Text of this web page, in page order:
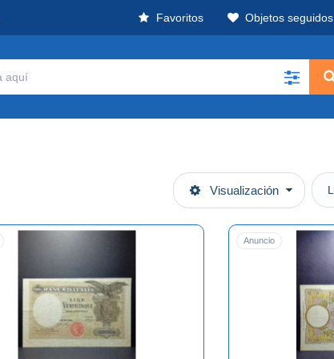
Favoritos Objetos seguidos
Visualización
Anuncio